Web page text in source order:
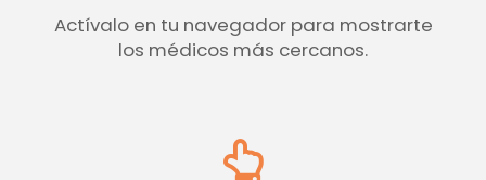
Actívalo en tu navegador para mostrarte
los médicos más cercanos.